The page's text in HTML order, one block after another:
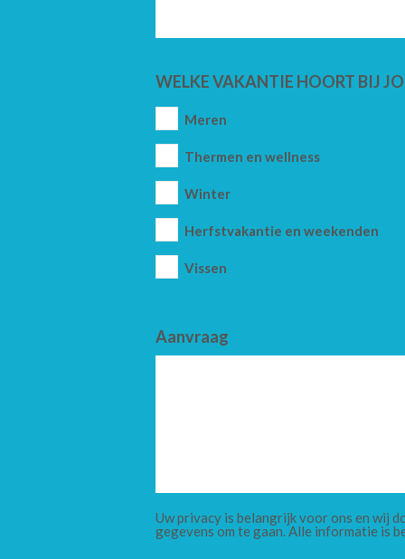
WELKE VAKANTIE HOORT BIJ
Meren
Thermen en wellness
Winter
Herfstvakantie en weekenden
Vissen
Aanvraag
Uw privacy is belangrijk voor ons en wij
gegevens om te gaan. Alle informatie is